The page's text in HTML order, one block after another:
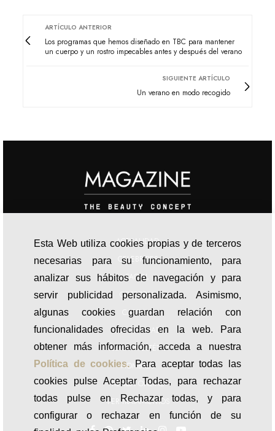
ARTÍCULO ANTERIOR
Los programas que hemos diseñado en TBC para mantener
un cuerpo y un rostro impecables antes y después del verano
SIGUIENTE ARTÍCULO
Un verano en modo recogido
ACTUALIDAD
CELEBRITIES
FACIAL
CORPORAL
CABELLO
LONGEVIDAD
MEDICINA ESTÉTICA
HOMBRES
TIENDA ONLINE
VER TRATAMIENTOS
necesarias para su funcionamiento, para
analizar sus hábitos de navegación y para
servir publicidad personalizada. Asimismo,
algunas cookies guardan relación con
funcionalidades ofrecidas en la web. Para
obtener más información, acceda a nuestra
Política de cookies.Para aceptar todas las
cookies pulse Aceptar Todas, para rechazar
todas pulse en Rechazar todas, y para
configurar o rechazar en función de su
finalidad, pulse Preferencias.